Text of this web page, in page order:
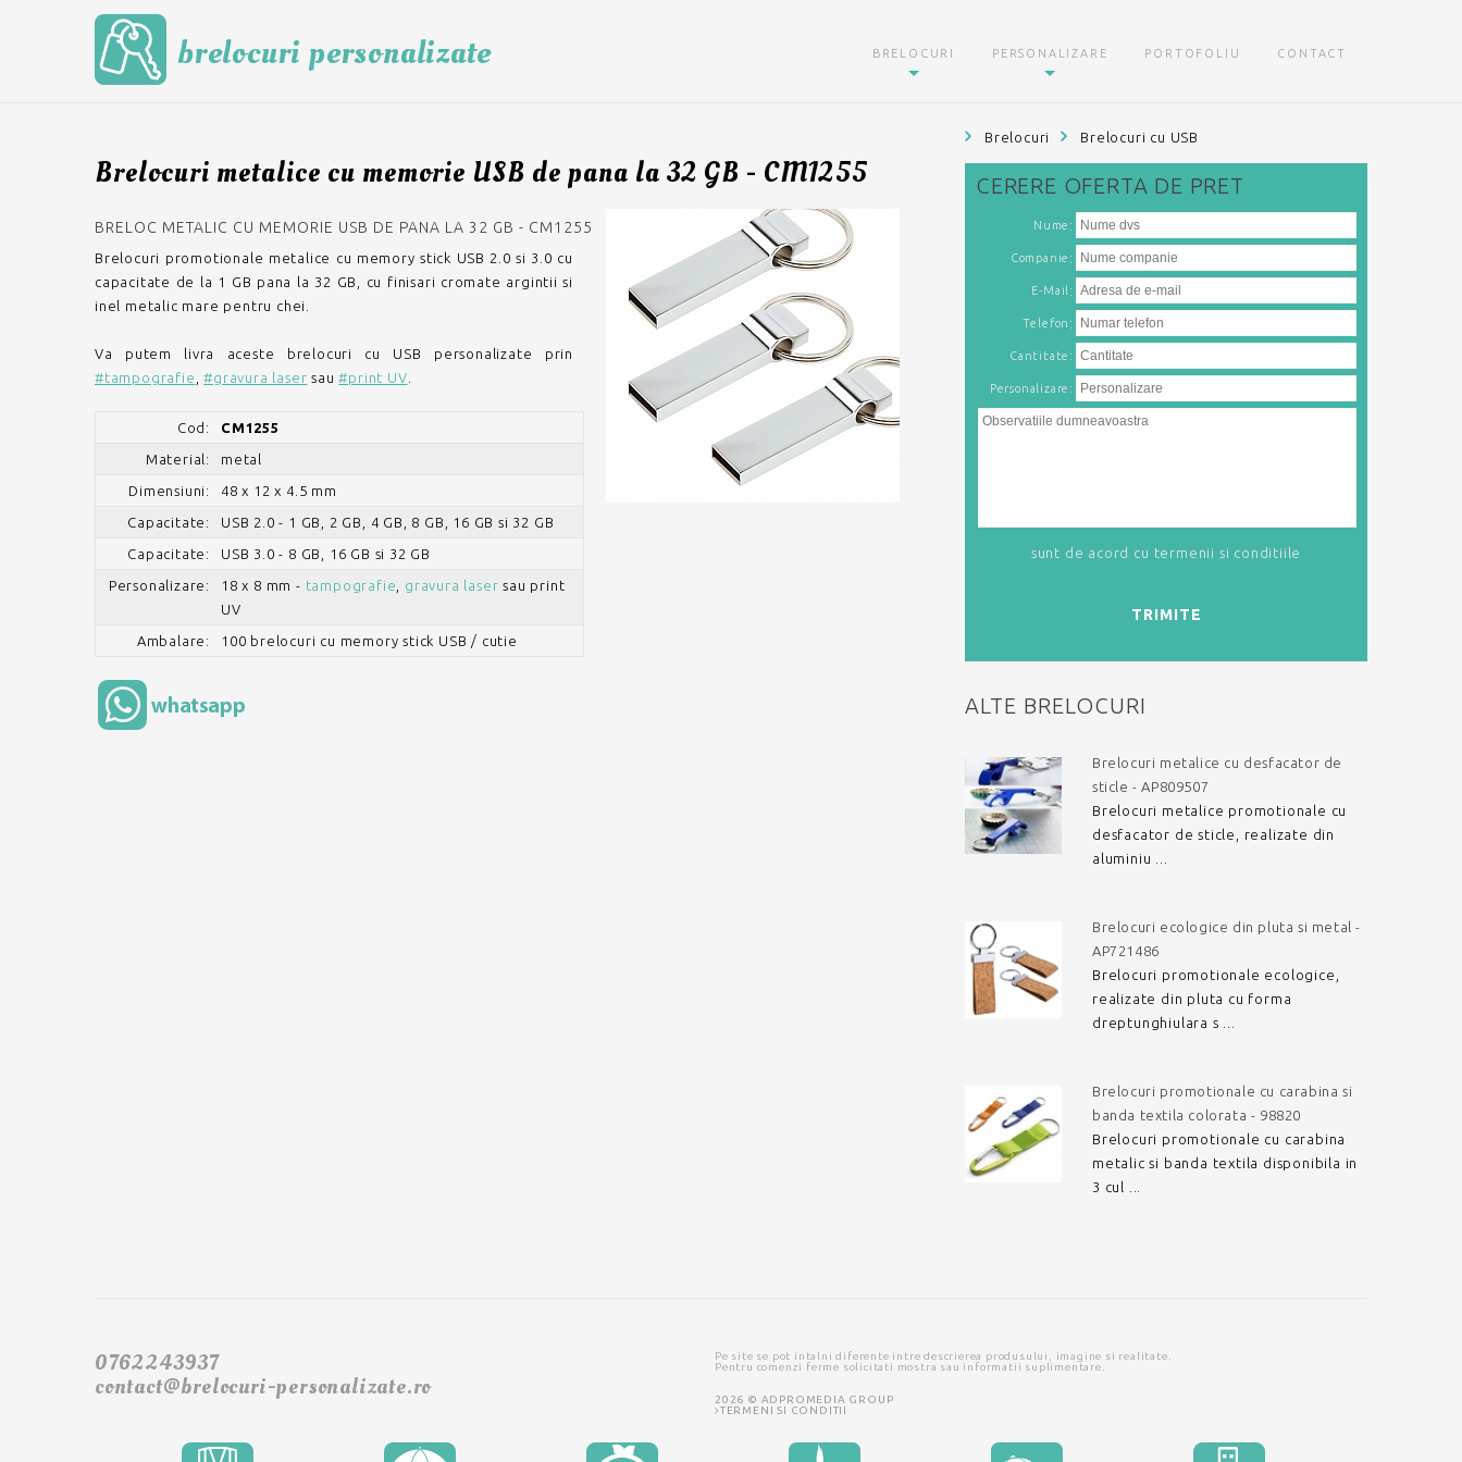
brelocuri personalizate BRELOCURI PERSONALIZARE PORTOFOLIU CONTACT
Brelocuri metalice cu memorie USB de pana la 32 GB - CM1255
BRELOC METALIC CU MEMORIE USB DE PANA LA 32 GB - CM1255
Brelocuri promotionale metalice cu memory stick USB 2.0 si 3.0 cu
capacitate de la 1 GB pana la 32 GB, cu finisari cromate argintii si
inel metalic mare pentru chei.
Va putem livra aceste brelocuri cu USB personalizate prin
#tampografie
,#gravura laser sau#print UV
Cod: CM1255
Material: metal
Dimensiuni: 48 x 12 x 4.5 mm
Capacitate: USB 2.0 - 1 GB, 2 GB, 4 GB, 8 GB, 16 GB si 32 GB
Capacitate: USB 3.0 - 8 GB, 16 GB si 32 GB
Personalizare: 18 x 8 mm - tampografie gravura laser sau print
UV
Ambalare: 100 brelocuri cu memory stick USB / cutie
Brelocuri Brelocuri cu USB
CERERE OFERTA DE PRET
Nume :
Companie :
E-Mail :
Telefon :
Cantitate:
Personalizare:
sunt de acord cu termenii si conditiile
TRIMITE
ALTE BRELOCURI
Brelocuri metalice cu desfacator de
sticle - AP809507
Brelocuri metalice promotionale cu
desfacator de sticle, realizate din
aluminiu ...
Brelocuri ecologice din pluta si metal -
AP721486
Brelocuri promotionale ecologice,
realizate din pluta cu forma
dreptunghiulara s ...
Brelocuri promotionale cu carabina si
banda textila colorata - 98820
Brelocuri promotionale cu carabina
metalic si banda textila disponibila in
3 cul ...
0762243937
contact@brelocuri-personalizate.ro
Pe site se pot intalni diferente intre descrierea produsului, imagine si realitate.
Pentru comenzi ferme solicitati mostra sau informatii suplimentare.
2026 © ADPROMEDIA GROUP
TERMENI SI CONDITII